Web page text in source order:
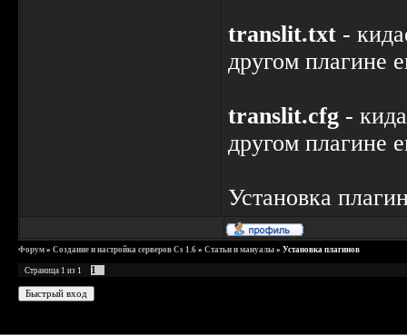
translit.txt -
другом плагине
translit.cfg -
другом плагине
Установка
Форум » Создание и настройка серверов Cs 1.6 » Статьи и мануалы » Установка плагинов
Страница 1 из 1 1